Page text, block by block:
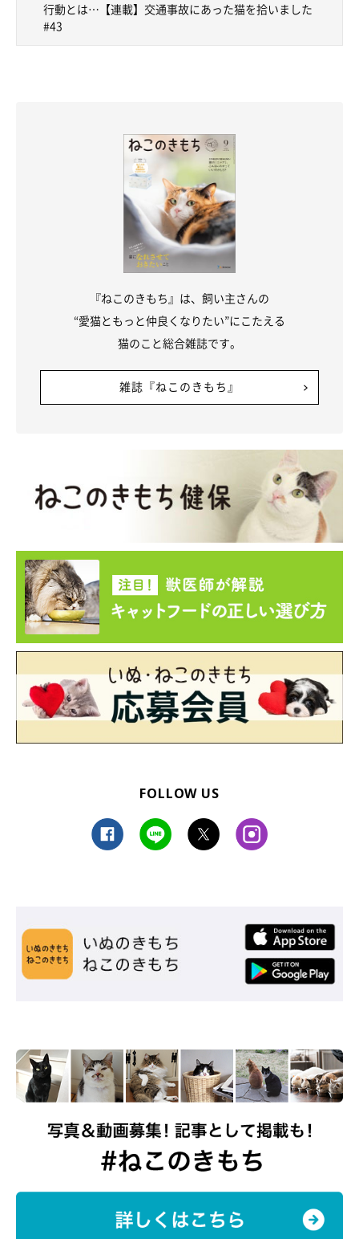
たまちゃんは火傷はしてなかったよ！
おかーさんは出血したよ！
結論、みんな元気だよ！
登場人物・登場犬猫
行動とは…【連載】交通事故にあった猫を拾いました
#43
『ねこのきもち』は、飼い主さんの
“愛猫ともっと仲良くなりたい”にこたえる
猫のこと総合雑誌です。
雑誌『ねこのきもち』
FOLLOW US